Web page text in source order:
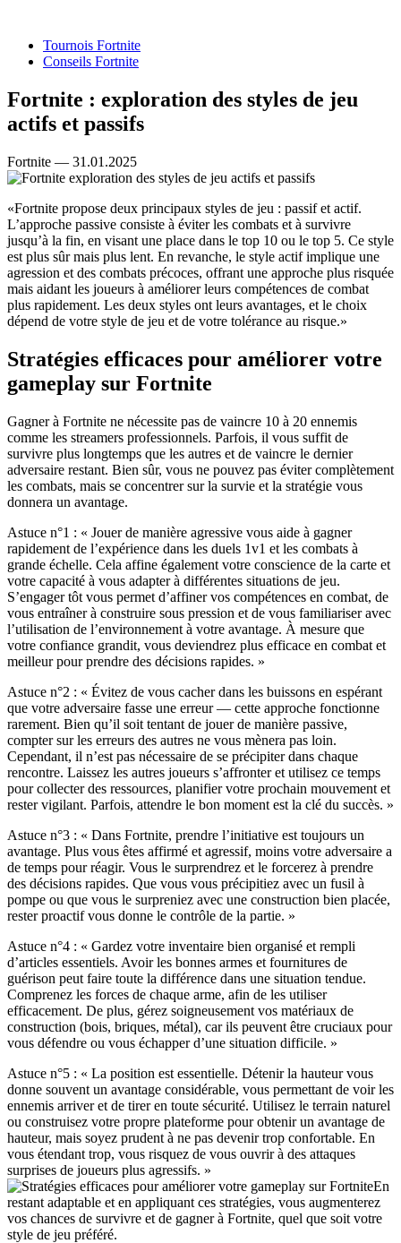
Tournois Fortnite
Conseils Fortnite
Fortnite : exploration des styles de jeu
actifs et passifs
Fortnite — 31.01.2025
«Fortnite propose deux principaux styles de jeu : passif et actif.
L’approche passive consiste à éviter les combats et à survivre
jusqu’à la fin, en visant une place dans le top 10 ou le top 5. Ce style
est plus sûr mais plus lent. En revanche, le style actif implique une
agression et des combats précoces, offrant une approche plus risquée
mais aidant les joueurs à améliorer leurs compétences de combat
plus rapidement. Les deux styles ont leurs avantages, et le choix
dépend de votre style de jeu et de votre tolérance au risque.»
Stratégies efficaces pour améliorer votre
gameplay sur Fortnite
Gagner à Fortnite ne nécessite pas de vaincre 10 à 20 ennemis
comme les streamers professionnels. Parfois, il vous suffit de
survivre plus longtemps que les autres et de vaincre le dernier
adversaire restant. Bien sûr, vous ne pouvez pas éviter complètement
les combats, mais se concentrer sur la survie et la stratégie vous
donnera un avantage.
Astuce n°1 : « Jouer de manière agressive vous aide à gagner
rapidement de l’expérience dans les duels 1v1 et les combats à
grande échelle. Cela affine également votre conscience de la carte et
votre capacité à vous adapter à différentes situations de jeu.
S’engager tôt vous permet d’affiner vos compétences en combat, de
vous entraîner à construire sous pression et de vous familiariser avec
l’utilisation de l’environnement à votre avantage. À mesure que
votre confiance grandit, vous deviendrez plus efficace en combat et
meilleur pour prendre des décisions rapides. »
Astuce n°2 : « Évitez de vous cacher dans les buissons en espérant
que votre adversaire fasse une erreur — cette approche fonctionne
rarement. Bien qu’il soit tentant de jouer de manière passive,
compter sur les erreurs des autres ne vous mènera pas loin.
Cependant, il n’est pas nécessaire de se précipiter dans chaque
rencontre. Laissez les autres joueurs s’affronter et utilisez ce temps
pour collecter des ressources, planifier votre prochain mouvement et
rester vigilant. Parfois, attendre le bon moment est la clé du succès. »
Astuce n°3 : « Dans Fortnite, prendre l’initiative est toujours un
avantage. Plus vous êtes affirmé et agressif, moins votre adversaire a
de temps pour réagir. Vous le surprendrez et le forcerez à prendre
des décisions rapides. Que vous vous précipitiez avec un fusil à
pompe ou que vous le surpreniez avec une construction bien placée,
rester proactif vous donne le contrôle de la partie. »
Astuce n°4 : « Gardez votre inventaire bien organisé et rempli
d’articles essentiels. Avoir les bonnes armes et fournitures de
guérison peut faire toute la différence dans une situation tendue.
Comprenez les forces de chaque arme, afin de les utiliser
efficacement. De plus, gérez soigneusement vos matériaux de
construction (bois, briques, métal), car ils peuvent être cruciaux pour
vous défendre ou vous échapper d’une situation difficile. »
Astuce n°5 : « La position est essentielle. Détenir la hauteur vous
donne souvent un avantage considérable, vous permettant de voir les
ennemis arriver et de tirer en toute sécurité. Utilisez le terrain naturel
ou construisez votre propre plateforme pour obtenir un avantage de
hauteur, mais soyez prudent à ne pas devenir trop confortable. En
vous étendant trop, vous risquez de vous ouvrir à des attaques
surprises de joueurs plus agressifs. »
En
restant adaptable et en appliquant ces stratégies, vous augmenterez
vos chances de survivre et de gagner à Fortnite, quel que soit votre
style de jeu préféré.